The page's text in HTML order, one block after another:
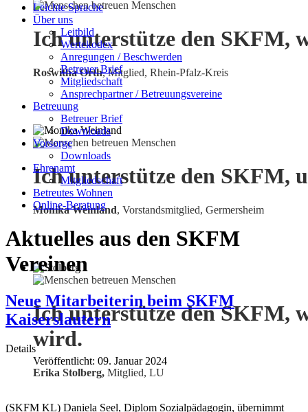
Ich unterstütze den SKFM,
Roswitha Orth, Mitglied, Rhein-Pfalz-Kreis
Ich unterstütze den SKFM,
Monika Weinland, Vorstandsmitglied, Germersheim
Ich unterstütze den SKFM,
wird.
Erika Stolberg, Mitglied, LU
Leichte Sprache
Über uns
Leitbild
Wertekodex
Anregungen / Beschwerden
Betreuer Brief
Mitgliedschaft
Ansprechpartner / Betreuungsvereine
Betreuung
Betreuer Brief
Downloads
Vorsorge
Downloads
Ehrenamt
Mitgliedschaft
Betreutes Wohnen
Online-Beratung
Aktuelles aus den SKFM
Vereinen
Neue Mitarbeiterin beim SKFM
Kaiserslautern
Details
Veröffentlicht: 09. Januar 2024
(SKFM KL) Daniela Seel, Diplom Sozialpädagogin, übernimmt